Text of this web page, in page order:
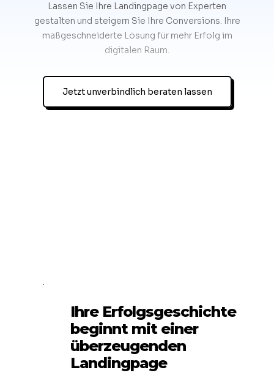
Lassen Sie Ihre Landingpage von Experten
gestalten und steigern Sie Ihre Conversions. Ihre
maßgeschneiderte Lösung für mehr Erfolg im
digitalen Raum.
Jetzt unverbindlich beraten lassen
Ihre Erfolgsgeschichte
beginnt mit einer
überzeugenden
Landingpage